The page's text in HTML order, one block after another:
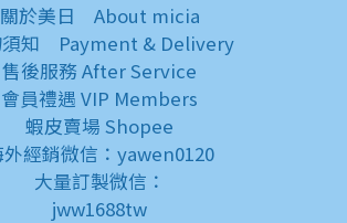
關於美日 About micia
須知 Payment & Delivery
售後服務 After Service
會員禮遇 VIP Members
蝦皮賣場 Shopee
外經銷微信：yawen0120
大量訂製微信：
jww1688tw